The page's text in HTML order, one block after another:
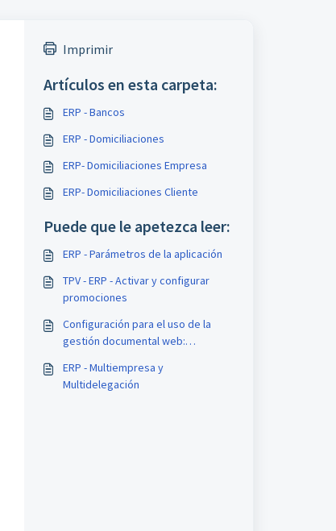
Imprimir
Artículos en esta carpeta:
ERP - Bancos
ERP - Domiciliaciones
ERP- Domiciliaciones Empresa
ERP- Domiciliaciones Cliente
Puede que le apetezca leer:
ERP - Parámetros de la aplicación
TPV - ERP - Activar y configurar
promociones
Configuración para el uso de la
gestión documental web:
ERP - Multiempresa y
Multidelegación